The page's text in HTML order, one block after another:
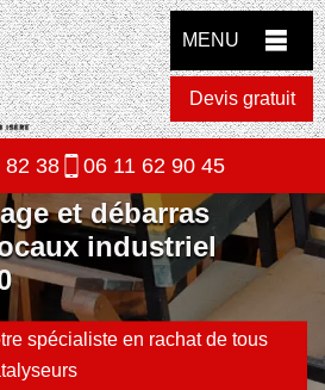
MENU
Devis gratuit
82 38 06 11 62 90 45
et débarras
industriel
spécialiste en rachat de tous